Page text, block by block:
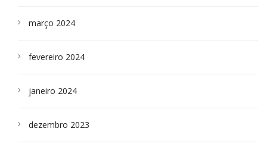
março 2024
fevereiro 2024
janeiro 2024
dezembro 2023